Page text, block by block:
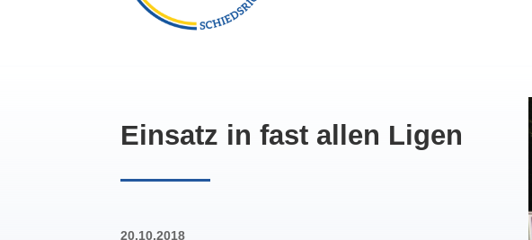
Einsatz in fast allen Ligen
20.10.2018